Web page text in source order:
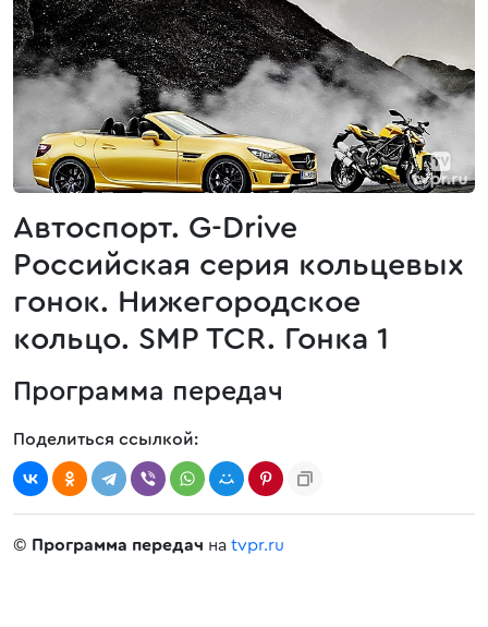
Автоспорт. G-Drive
Российская серия кольцевых
гонок. Нижегородское
кольцо. SMP TCR. Гонка 1
Программа передач
Поделиться ссылкой:
© Программа передач на tvpr.ru